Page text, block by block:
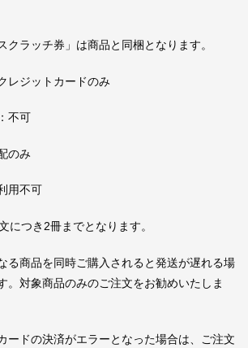
クラッチ券」は商品と同梱となります。
レジットカードのみ
不可
のみ
用不可
につき2冊までとなります。
る商品を同時ご購入されると発送が遅れる場
。対象商品のみのご注文をお勧めいたしま
ードの決済がエラーとなった場合は、ご注文